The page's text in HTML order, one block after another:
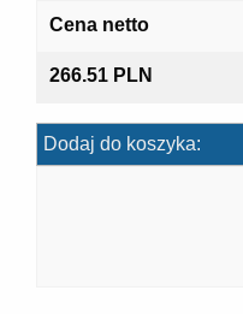
Cena netto
266.51 PLN
Dodaj do koszyka: